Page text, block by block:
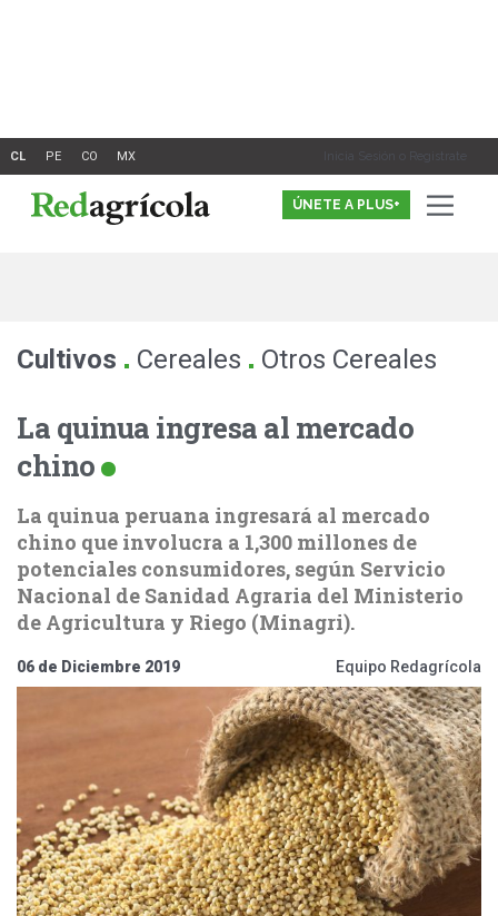
Inicia Sesión o Registrate
ÚNETE A PLUS+
Cultivos . Cereales . Otros Cereales
La quinua ingresa al mercado
chino
La quinua peruana ingresará al mercado
chino que involucra a 1,300 millones de
potenciales consumidores, según Servicio
Nacional de Sanidad Agraria del Ministerio
de Agricultura y Riego (Minagri).
06 de Diciembre 2019 Equipo Redagrícola